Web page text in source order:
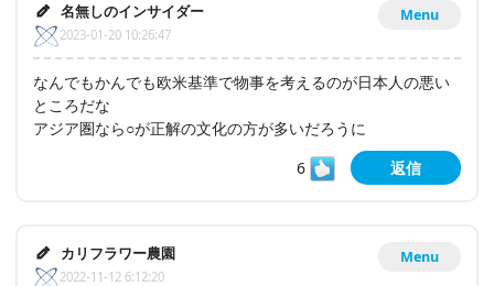
Menu
名無しのインサイダー
2023-01-20 10:26:47
なんでもかんでも欧米基準で物事を考えるのが日本人の悪い
ところだな
アジア圏なら○が正解の文化の方が多いだろうに
6
返信
Menu
カリフラワー農園
2022-11-12 6:12:20